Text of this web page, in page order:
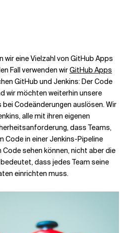
wir eine Vielzahl von GitHub Apps
Fall verwenden wirGitHub Apps
GitHub und Jenkins: Der Code
wir möchten weiterhin unsere
Codeänderungen auslösen. Wir
alle mit ihren eigenen
dass Teams,
Code in einer Jenkins-Pipeline
Code sehen können, nicht aber die
dass jedes Team seine
einrichten muss.